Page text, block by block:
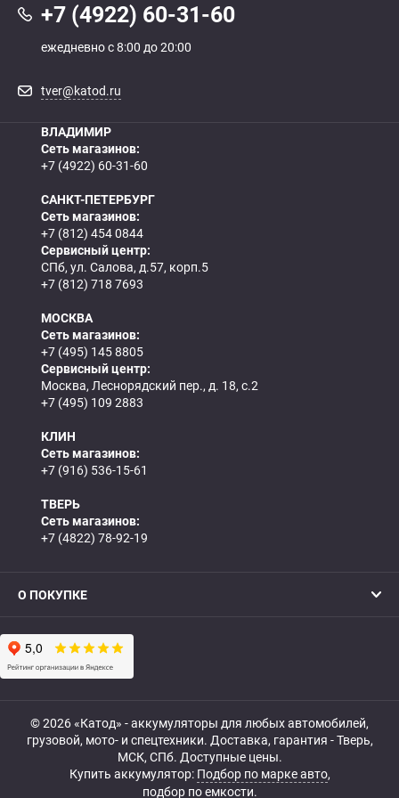
+7 (4922) 60-31-60
ежедневно с 8:00 до 20:00
tver@katod.ru
ВЛАДИМИР
Сеть магазинов:
+7 (4922) 60-31-60
САНКТ-ПЕТЕРБУРГ
Сеть магазинов:
+7 (812) 454 0844
Сервисный центр:
СПб, ул. Салова, д.57, корп.5
+7 (812) 718 7693
МОСКВА
Сеть магазинов:
+7 (495) 145 8805
Сервисный центр:
Москва, Леснорядский пер., д. 18, с.2
+7 (495) 109 2883
КЛИН
Сеть магазинов:
+7 (916) 536-15-61
ТВЕРЬ
Сеть магазинов:
+7 (4822) 78-92-19
О ПОКУПКЕ
© 2026 «Катод» - аккумуляторы для любых автомобилей,
грузовой, мото- и спецтехники. Доставка, гарантия - Тверь,
МСК, СПб. Доступные цены.
Купить аккумулятор: Подбор по марке авто,
подбор по емкости.